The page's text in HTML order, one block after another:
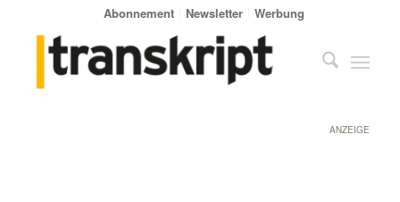
Abonnement Newsletter Werbung
ANZEIGE